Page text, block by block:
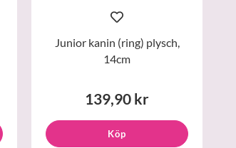
Junior kanin (ring) plysch,
14cm
139,90 kr
Köp